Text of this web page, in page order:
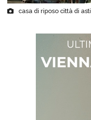
casa di riposo città di asti